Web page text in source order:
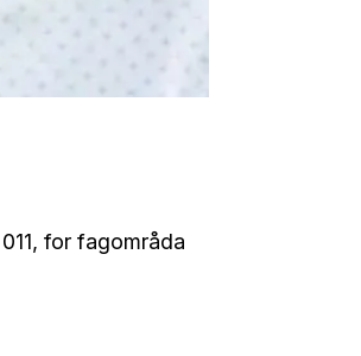
for fagområda